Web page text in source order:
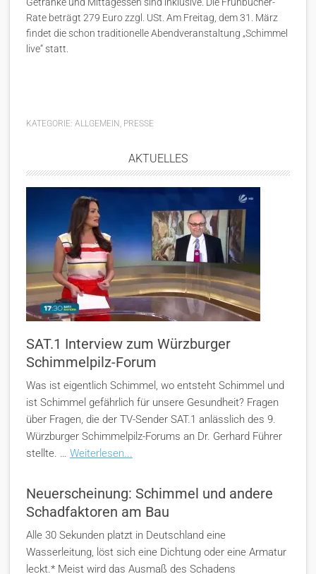
Rate beträgt 279 Euro zzgl. USt. Am Freitag, dem 31. März
findet die schon traditionelle Abendveranstaltung „Schimmel
live“ statt.
KATEGORIE: ALLGEMEIN , PRESSE
AKTUELLES
SAT.1 Interview zum Würzburger
Schimmelpilz-Forum
Was ist eigentlich Schimmel, wo entsteht Schimmel und
ist Schimmel gefährlich für unsere Gesundheit? Fragen
über Fragen, die der TV-Sender SAT.1 anlässlich des 9.
Würzburger Schimmelpilz-Forums an Dr. Gerhard Führer
stellte. … Weiterlesen...
Neuerscheinung: Schimmel und andere
Schadfaktoren am Bau
Alle 30 Sekunden platzt in Deutschland eine
Wasserleitung, löst sich eine Dichtung oder eine Armatur
leckt.* Meist wird das Ausmaß des Schadens